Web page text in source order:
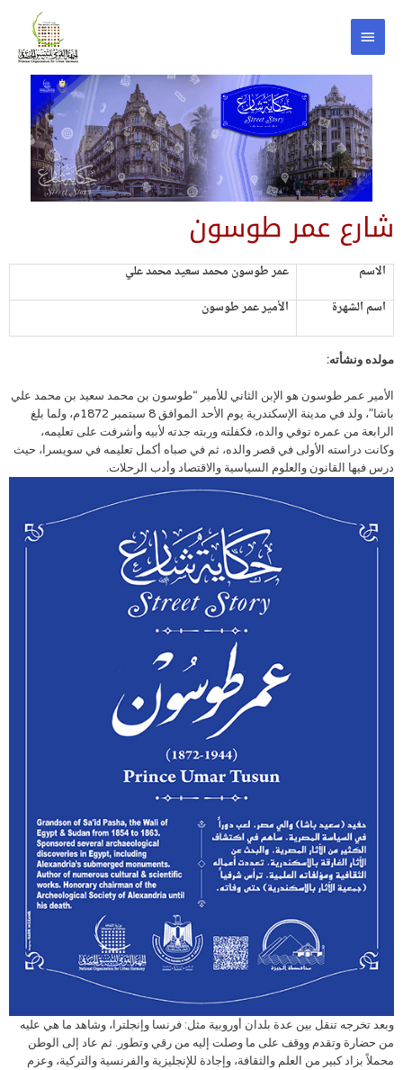
شارع عمر طوسون
الاسم
عمر طوسون محمد سعيد محمد علي
اسم الشهرة
الأمير عمر طوسون
مولده ونشأته:
الأمير عمر طوسون هو الإبن الثاني للأمير “طوسون بن محمد سعيد بن محمد علي
باشا”، ولد في مدينة الإسكندرية يوم الأحد الموافق 8 سبتمبر 1872م، ولما بلغ
الرابعة من عمره توفي والده، فكفلته وربته جدته لأبيه وأشرفت على تعليمه،
وكانت دراسته الأولى في قصر والده، ثم في صباه أكمل تعليمه في سويسرا، حيث
درس فيها القانون والعلوم السياسية والاقتصاد وأدب الرحلات.
وبعد تخرجه تنقل بين عدة بلدان أوروبية مثل: فرنسا وإنجلترا، وشاهد ما هي عليه
من حضارة وتقدم ووقف على ما وصلت إليه من رقي وتطور. ثم عاد إلى الوطن
محملاً بزاد كبير من العلم والثقافة، وإجادة للإنجليزية والفرنسية والتركية، وعزم